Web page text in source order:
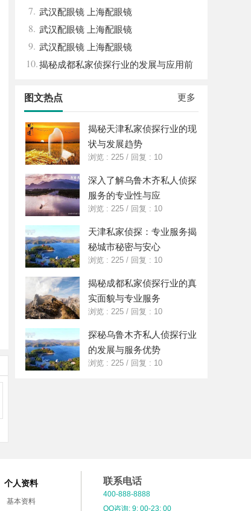
7. 武汉配眼镜 上海配眼镜
8. 武汉配眼镜 上海配眼镜
9. 武汉配眼镜 上海配眼镜
10.揭秘成都私家侦探行业的发展与应用前
更多
图文热点
揭秘天津私家侦探行业的现
状与发展趋势
浏览 : 225 / 回复 : 10
深入了解乌鲁木齐私人侦探
服务的专业性与应
浏览 : 225 / 回复 : 10
天津私家侦探：专业服务揭
秘城市秘密与安心
浏览 : 225 / 回复 : 10
揭秘成都私家侦探行业的真
实面貌与专业服务
浏览 : 225 / 回复 : 10
探秘乌鲁木齐私人侦探行业
的发展与服务优势
浏览 : 225 / 回复 : 10
个人资料
基本资料
联系电话
400-888-8888
QQ咨询: 9: 00-23: 00